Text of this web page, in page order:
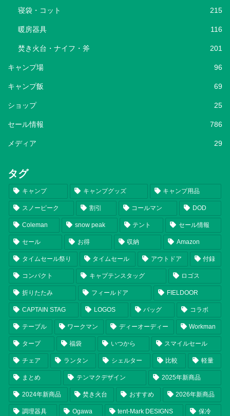
寝袋・コット 215
暖房器具 116
焚き火台・ナイフ・斧 201
キャンプ場 96
キャンプ飯 69
ショップ 25
セール情報 786
メディア 29
タグ
キャンプ キャンプグッズ キャンプ用品
スノーピーク 割引 コールマン DOD
Coleman snow peak テント セール情報
セール お得 収納 Amazon
タイムセール祭り タイムセール アウトドア 付録
コンパクト キャプテンスタッグ ロゴス
折りたたみ フィールドア FIELDOOR
CAPTAIN STAG LOGOS バッグ コラボ
テーブル ワークマン ディーオーディー Workman
タープ 福袋 いつから スマイルセール
チェア ランタン シェルター 比較 軽量
まとめ テンマクデザイン 2025年新商品
2024年新商品 焚き火台 おすすめ 2026年新商品
調理器具 Ogawa tent-Mark DESIGNS 保冷